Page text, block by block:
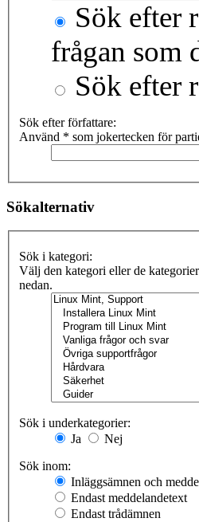
Sök efter
frågan som
Sök efter
Sök efter författare:
Använd * som jokertecken för
Sökalternativ
Sök i kategori:
Välj den kategori eller de
nedan.
Sök i underkategorier:
Ja
Nej
Sök inom:
Inläggsämnen och
Endast meddelandetext
Endast trådämnen